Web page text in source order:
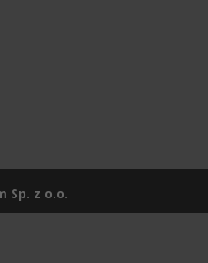
Sp. z o.o.